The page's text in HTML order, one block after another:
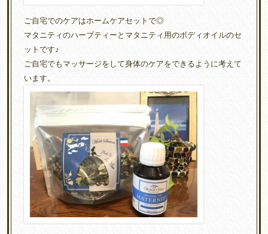
ご自宅でのケアはホームケアセットで◎
マタニティのハーブティーとマタニティ用のボディオイルのセ
ットです♪
ご自宅でもマッサージをして身体のケアをできるように考えて
います。